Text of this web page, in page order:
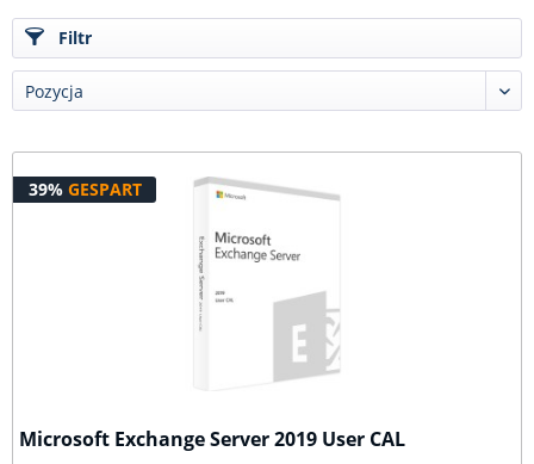
Filtr
39% GESPART
Microsoft Exchange Server 2019 User CAL